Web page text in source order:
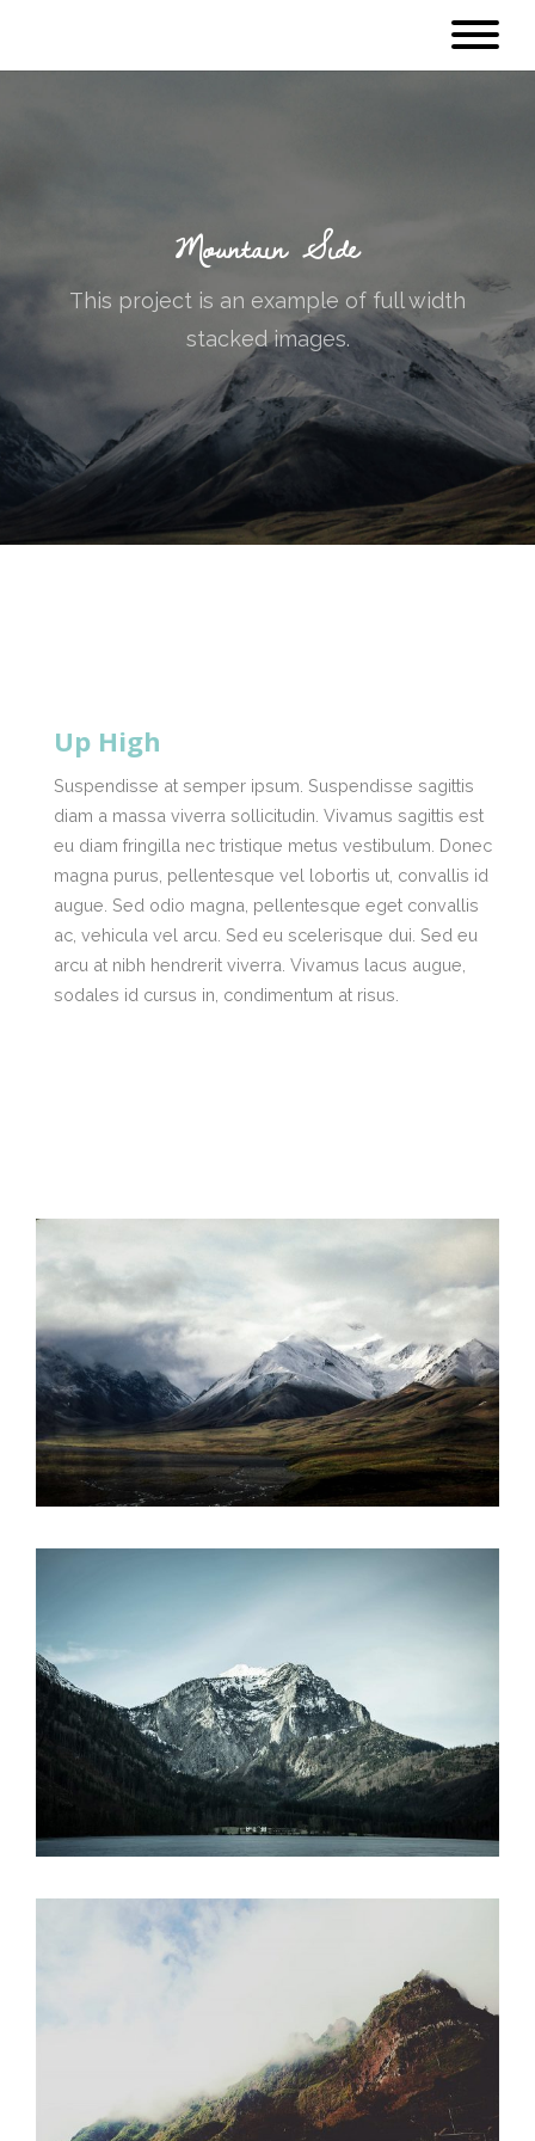
Mountain Side
This project is an example of full width
stacked images.
Up High
Suspendisse at semper ipsum. Suspendisse sagittis
diam a massa viverra sollicitudin. Vivamus sagittis est
eu diam fringilla nec tristique metus vestibulum. Donec
magna purus, pellentesque vel lobortis ut, convallis id
augue. Sed odio magna, pellentesque eget convallis
ac, vehicula vel arcu. Sed eu scelerisque dui. Sed eu
arcu at nibh hendrerit viverra. Vivamus lacus augue,
sodales id cursus in, condimentum at risus.